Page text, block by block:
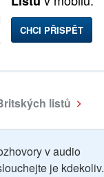
CHCI PŘISPĚT
listů
v audio
je kdekoliv.